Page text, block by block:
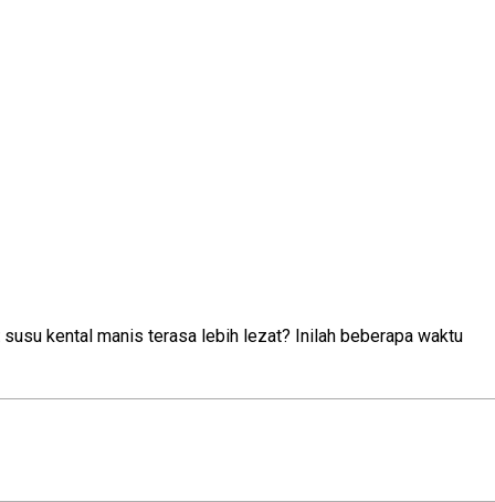
kental manis terasa lebih lezat? Inilah beberapa waktu